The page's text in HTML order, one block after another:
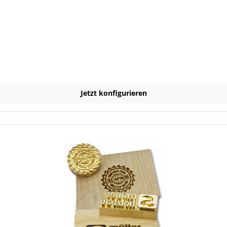
x 15 mm Produktmerkmale Material: Messing
Jetzt konfigurieren